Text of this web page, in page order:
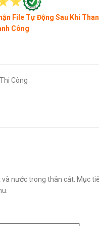
File Tự Động Sau Khi
Công
Công
nước trong thân cát. Mục